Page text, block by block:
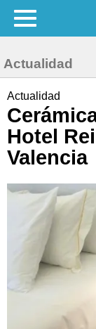
Actualidad
Actualidad
Hotel
Valencia